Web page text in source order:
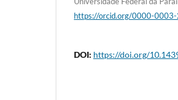
https://orcid.org/0000-
DOI: https://doi.org/